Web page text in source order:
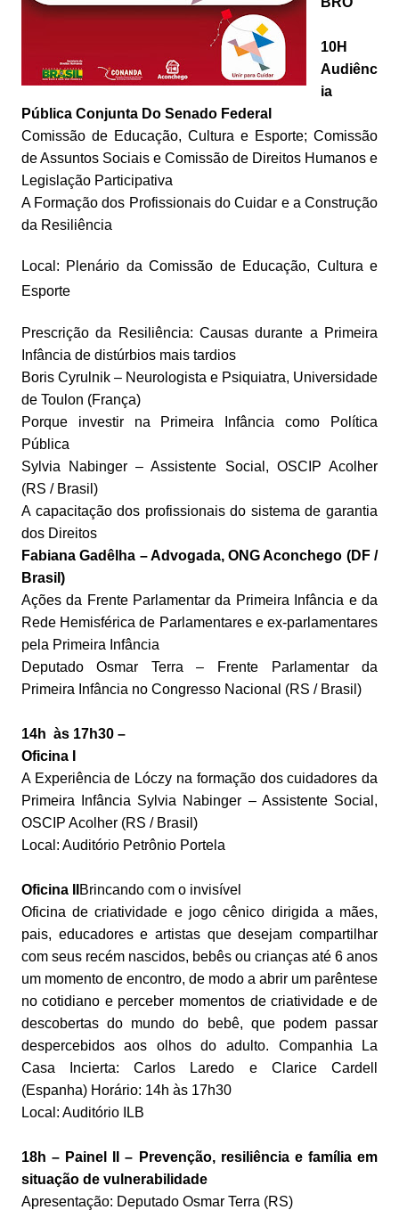
10H
Audiênc
ia
Pública Conjunta Do Senado Federal
Comissão de Educação, Cultura e Esporte; Comissão
de Assuntos Sociais e Comissão de Direitos Humanos e
Legislação Participativa
A Formação dos Profissionais do Cuidar e a Construção
da Resiliência
Local: Plenário da Comissão de Educação, Cultura e
Esporte
Prescrição da Resiliência: Causas durante a Primeira
Infância de distúrbios mais tardios
Boris Cyrulnik – Neurologista e Psiquiatra, Universidade
de Toulon (França)
Porque investir na Primeira Infância como Política
Pública
Sylvia Nabinger – Assistente Social, OSCIP Acolher
(RS / Brasil)
A capacitação dos profissionais do sistema de garantia
dos Direitos
Fabiana Gadêlha – Advogada, ONG Aconchego (DF /
Brasil)
Ações da Frente Parlamentar da Primeira Infância e da
Rede Hemisférica de Parlamentares e ex-parlamentares
pela Primeira Infância
Deputado Osmar Terra – Frente Parlamentar da
Primeira Infância no Congresso Nacional (RS / Brasil)
14h às 17h30 –
Oficina I
A Experiência de Lóczy na formação dos cuidadores da
Primeira Infância Sylvia Nabinger – Assistente Social,
OSCIP Acolher (RS / Brasil)
Local: Auditório Petrônio Portela
Oficina II
Brincando com o invisível
Oficina de criatividade e jogo cênico dirigida a mães,
pais, educadores e artistas que desejam compartilhar
com seus recém nascidos, bebês ou crianças até 6 anos
um momento de encontro, de modo a abrir um parêntese
no cotidiano e perceber momentos de criatividade e de
descobertas do mundo do bebê, que podem passar
despercebidos aos olhos do adulto. Companhia La
Casa Incierta: Carlos Laredo e Clarice Cardell
(Espanha) Horário: 14h às 17h30
Local: Auditório ILB
18h – Painel II – Prevenção, resiliência e família em
situação de vulnerabilidade
Apresentação: Deputado Osmar Terra (RS)